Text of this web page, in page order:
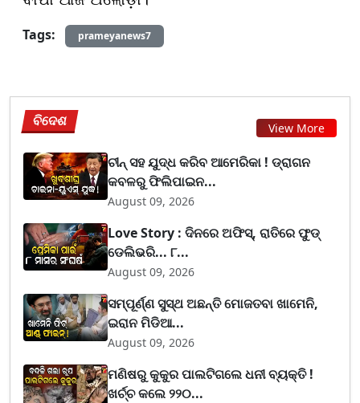
Tags:
prameyanews7
ବିଦେଶ View More
ଚୀନ୍ ସହ ଯୁଦ୍ଧ କରିବ ଆମେରିକା ! ଡ୍ରାଗନ
କବଳରୁ ଫିଲିପାଇନ...
August 09, 2026
Love Story : ଦିନରେ ଅଫିସ୍, ରାତିରେ ଫୁଡ୍
ଡେଲିଭରି... ୮...
August 09, 2026
ସମ୍ପୂର୍ଣ୍ଣ ସୁସ୍ଥ ଅଛନ୍ତି ମୋଜତବା ଖାମେନି,
ଇରାନ ମିଡିଆ...
August 09, 2026
ମଣିଷରୁ କୁକୁର ପାଲଟିଗଲେ ଧନୀ ବ୍ୟକ୍ତି !
ଖର୍ଚ୍ଚ କଲେ ୨୨୦...